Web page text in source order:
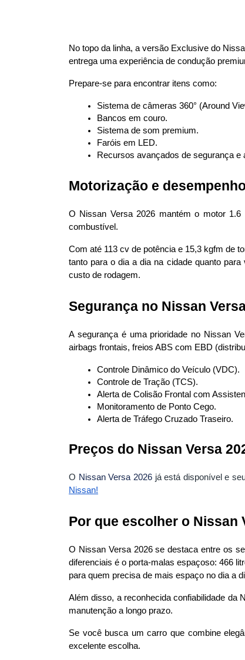
No topo da linha, a versão Exclusive do
entrega uma experiência de condução
Prepare-se para encontrar itens como:
Sistema de câmeras 360° (Around
Bancos em couro.
Sistema de som premium.
Faróis em LED.
Recursos avançados de segurança e
Motorização e
O Nissan Versa 2026 mantém o motor 1.6
combustível.
Com até 113 cv de potência e 15,3 kgfm de
tanto para o dia a dia na cidade quanto
custo de rodagem.
Segurança no Nissan
A segurança é uma prioridade no Nissan
airbags frontais, freios ABS com EBD
Controle Dinâmico do Veículo (VDC).
Controle de Tração (TCS).
Alerta de Colisão Frontal com
Monitoramento de Ponto Cego.
Alerta de Tráfego Cruzado Traseiro.
Preços do Nissan Versa
O Nissan Versa 2026já está disponível e
Nissan!
Por que escolher o Nissan
O Nissan Versa 2026 se destaca entre os
diferenciais é o porta-malas espaçoso: 466
para quem precisa de mais espaço no dia a
Além disso, a reconhecida confiabilidade da
manutenção a longo prazo.
Se você busca um carro que combine
excelente escolha.